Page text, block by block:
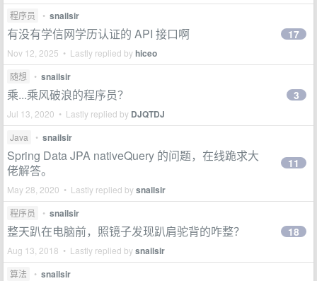
程序员 • snailsir
有没有学信网学历认证的 API 接口啊
Nov 12, 2025 • Lastly replied byhiceo
17
随想 • snailsir
乘...乘风破浪的程序员？
Jul 13, 2020 • Lastly replied by DJQTDJ
3
Java • snailsir
Spring Data JPA nativeQuery 的问题，在线跪求大
佬解答。
May 28, 2020 • Lastly replied bysnailsir
11
程序员 • snailsir
整天趴在电脑前，照镜子发现趴肩驼背的咋整？
Aug 13, 2018 • Lastly replied bysnailsir
18
算法 • snailsir